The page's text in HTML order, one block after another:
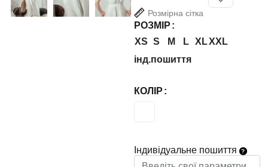
Розмірна сітка
РОЗМІР
XS S M L XLXXL
інд.пошиття
КОЛІР
Індивідуальне пошиття